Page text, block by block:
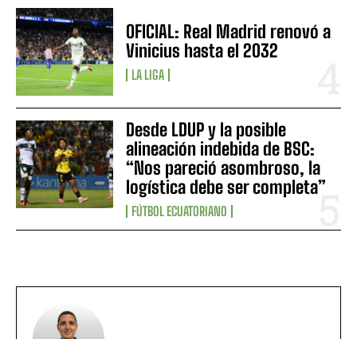
OFICIAL: Real Madrid renovó a
Vinicius hasta el 2032
LA LIGA
Desde LDUP y la posible
alineación indebida de BSC:
“Nos pareció asombroso, la
logística debe ser completa”
FÚTBOL ECUATORIANO